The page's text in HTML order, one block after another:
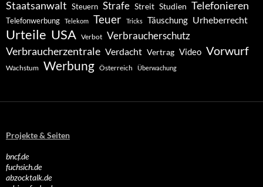
Staatsanwalt Steuern Strafe Streit Studien Telefonieren
Telefonwerbung Telekom Teuer Tricks Täuschung Urheberrecht
Urteile USA Verbot Verbraucherschutz
Verbraucherzentrale Verdacht Vertrag Video Vorwurf
Wachstum Werbung Österreich Überwachung
Projekte & Seiten
bncf.de
fuchsich.de
abzocktalk.de